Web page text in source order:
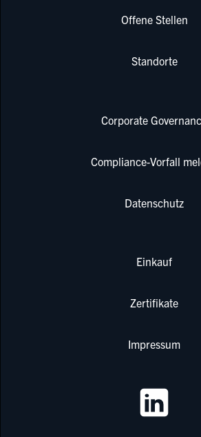
Offene Stellen
Standorte
Corporate
Compliance-Vorfall
Datenschutz
Einkauf
Zertifikate
Impressum